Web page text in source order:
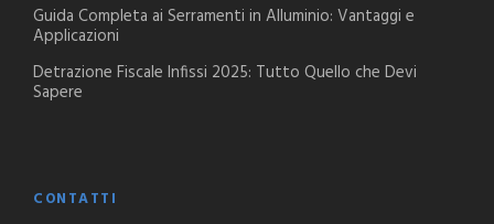
Guida Completa ai Serramenti in Alluminio: Vantaggi e
Applicazioni
Detrazione Fiscale Infissi 2025: Tutto Quello che Devi
Sapere
CONTATTI